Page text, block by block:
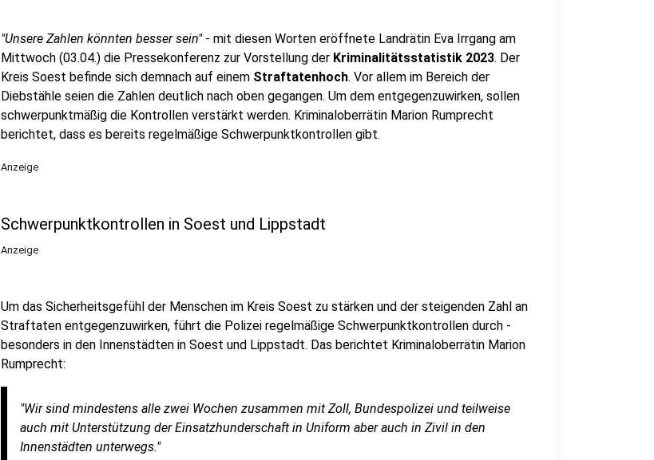
"Unsere Zahlen könnten besser sein" - mit diesen Worten eröffnete Landrätin Eva Irrgang am
Mittwoch (03.04.) die Pressekonferenz zur Vorstellung der Kriminalitätsstatistik 2023. Der
Kreis Soest befinde sich demnach auf einem Straftatenhoch. Vor allem im Bereich der
Diebstähle seien die Zahlen deutlich nach oben gegangen. Um dem entgegenzuwirken, sollen
schwerpunktmäßig die Kontrollen verstärkt werden. Kriminaloberrätin Marion Rumprecht
berichtet, dass es bereits regelmäßige Schwerpunktkontrollen gibt.
Anzeige
Schwerpunktkontrollen in Soest und Lippstadt
Anzeige
Um das Sicherheitsgefühl der Menschen im Kreis Soest zu stärken und der steigenden Zahl an
Straftaten entgegenzuwirken, führt die Polizei regelmäßige Schwerpunktkontrollen durch -
besonders in den Innenstädten in Soest und Lippstadt. Das berichtet Kriminaloberrätin Marion
Rumprecht:
"Wir sind mindestens alle zwei Wochen zusammen mit Zoll, Bundespolizei und teilweise
auch mit Unterstützung der Einsatzhunderschaft in Uniform aber auch in Zivil in den
Innenstädten unterwegs."